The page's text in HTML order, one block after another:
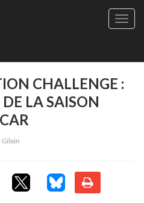
Site
-
CHALLENGE :
LA SAISON
Gilain